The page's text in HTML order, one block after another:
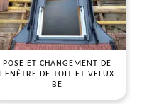
POSE ET CHANGEMENT DE
FENÊTRE DE TOIT ET VELUX
BE